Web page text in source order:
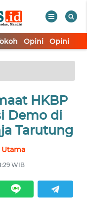
Opini Opini
HKBP
Demo di
Tarutung
Utama
WIB